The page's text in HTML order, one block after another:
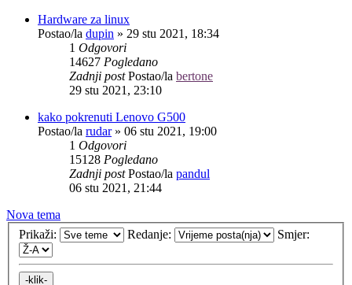
Hardware za linux
Postao/la dupin » 29 stu 2021, 18:34
1 Odgovori
14627 Pogledano
Zadnji postPostao/la bertone
29 stu 2021, 23:10
kako pokrenuti Lenovo G500
Postao/la rudar» 06 stu 2021, 19:00
1 Odgovori
15128 Pogledano
Zadnji postPostao/la pandul
06 stu 2021, 21:44
Nova tema
Prikaži:
Redanje: Smjer: